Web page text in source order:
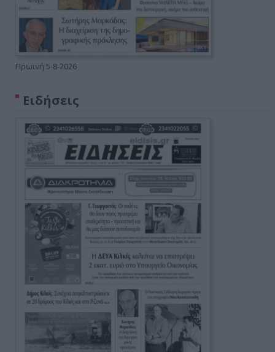
Πρωινή 5-8-2026
Ειδήσεις